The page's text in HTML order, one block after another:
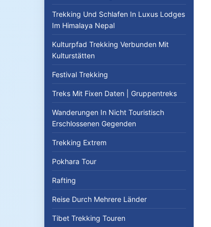
Trekking Und Schlafen In Luxus Lodges
Im Himalaya Nepal
Kulturpfad Trekking Verbunden Mit
Kulturstätten
Festival Trekking
Treks Mit Fixen Daten | Gruppentreks
Wanderungen In Nicht Touristisch
Erschlossenen Gegenden
Trekking Extrem
Pokhara Tour
Rafting
Reise Durch Mehrere Länder
Tibet Trekking Touren